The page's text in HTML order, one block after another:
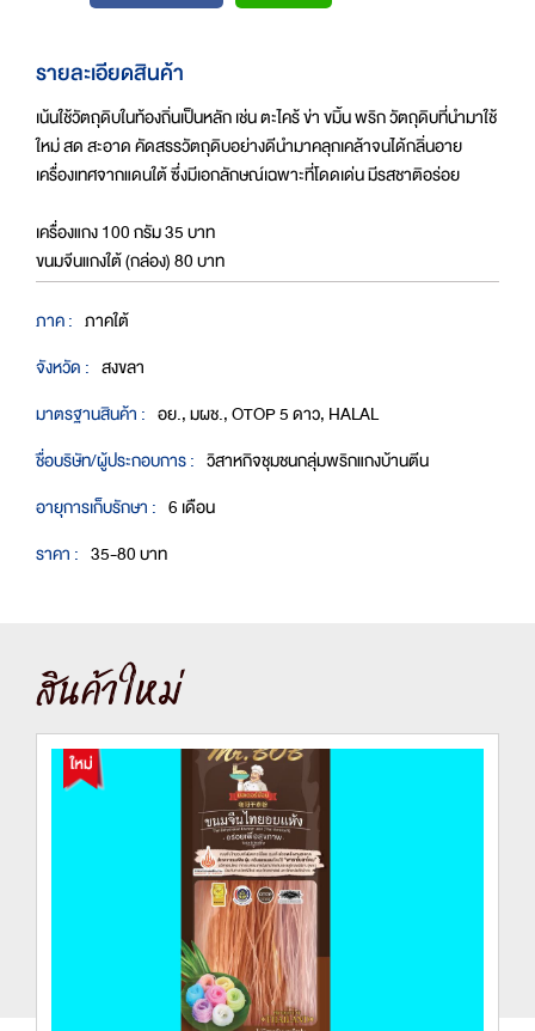
รายละเอียดสินค้า
เน้นใช้วัตถุดิบในท้องถิ่นเป็นหลัก เช่น ตะไคร้ ข่า ขมิ้น พริก วัตถุดิบที่นำมาใช้
ใหม่ สด สะอาด คัดสรรวัตถุดิบอย่างดีนำมาคลุกเคล้าจนได้กลิ่นอาย
เครื่องเทศจากแดนใต้ ซึ่งมีเอกลักษณ์เฉพาะที่โดดเด่น มีรสชาติอร่อย
เครื่องแกง 100 กรัม 35 บาท
ขนมจีนแกงใต้ (กล่อง) 80 บาท
ภาค : ภาคใต้
จังหวัด : สงขลา
มาตรฐานสินค้า : อย., มผช., OTOP 5 ดาว, HALAL
ชื่อบริษัท/ผู้ประกอบการ : วิสาหกิจชุมชนกลุ่มพริกแกงบ้านตีน
อายุการเก็บรักษา : 6 เดือน
ราคา : 35-80 บาท
สินค้าใหม่